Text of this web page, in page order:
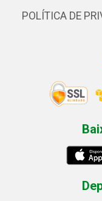
POLÍTICA DE